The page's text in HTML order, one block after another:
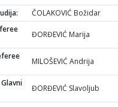
ČOLAKOVIĆ Božidar
ĐORĐEVIĆ Marija
MILOŠEVIĆ Andrija
ĐORĐEVIĆ Slavoljub